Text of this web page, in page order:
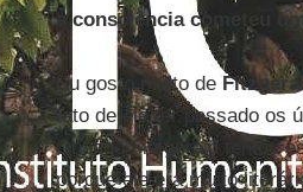
a consciência cometeu
Eu gosto muito de
fato de ele ter passado os
Quando Fitzgerald tentou
porque ele era muito